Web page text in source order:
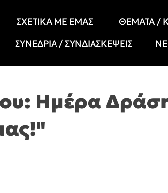
ΣΧΕΤΙΚΑ ΜΕ ΕΜΑΣ ΘΕΜΑΤΑ /
ΣΥΝΕΔΡΙΑ / ΣΥΝΔΙΑΣΚΕΨΕΙΣ
Ημέρα